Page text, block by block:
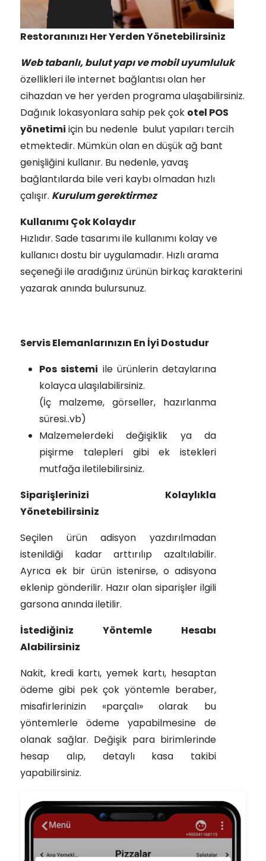
Restoranınızı Her Yerden Yönetebilirsiniz
Web tabanlı, bulut yapı ve mobil uyumluluk
özellikleri ile internet bağlantısı olan her
cihazdan ve her yerden programa ulaşabilirsiniz.
Dağınık lokasyonlara sahip pek çok otel POS
yönetimi için bu nedenle bulut yapıları tercih
etmektedir. Mümkün olan en düşük ağ bant
genişliğini kullanır. Bu nedenle, yavaş
bağlantılarda bile veri kaybı olmadan hızlı
çalışır. Kurulum gerektirmez
Kullanımı Çok Kolaydır
Hızlıdır. Sade tasarımı ile kullanımı kolay ve
kullanıcı dostu bir uygulamadır. Hızlı arama
seçeneği ile aradığınız ürünün birkaç karakterini
yazarak anında bulursunuz.
Servis Elemanlarınızın En İyi Dostudur
Pos sistemi ile ürünlerin detaylarına
kolayca ulaşılabilirsiniz.
(İç malzeme, görseller, hazırlanma
süresi..vb)
Malzemelerdeki değişiklik ya da
pişirme talepleri gibi ek istekleri
mutfağa iletilebilirsiniz.
Siparişlerinizi Kolaylıkla
Yönetebilirsiniz
Seçilen ürün adisyon yazdırılmadan
istenildiği kadar arttırılıp azaltılabilir.
Ayrıca ek bir ürün istenirse, o adisyona
eklenip gönderilir. Hazır olan siparişler ilgili
garsona anında iletilir.
İstediğiniz Yöntemle Hesabı
Alabilirsiniz
Nakit, kredi kartı, yemek kartı, hesaptan
ödeme gibi pek çok yöntemle beraber,
misafirlerinizin «parçalı» olarak bu
yöntemlerle ödeme yapabilmesine de
olanak sağlar. Değişik para birimlerinde
hesap alıp, detaylı kasa takibi
yapabilirsiniz.